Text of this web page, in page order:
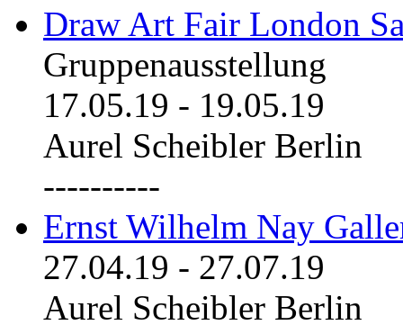
Draw Art Fair London
Gruppenausstellung
17.05.19 - 19.05.19
Aurel Scheibler Berlin
----------
Ernst Wilhelm Nay
27.04.19 - 27.07.19
Aurel Scheibler Berlin